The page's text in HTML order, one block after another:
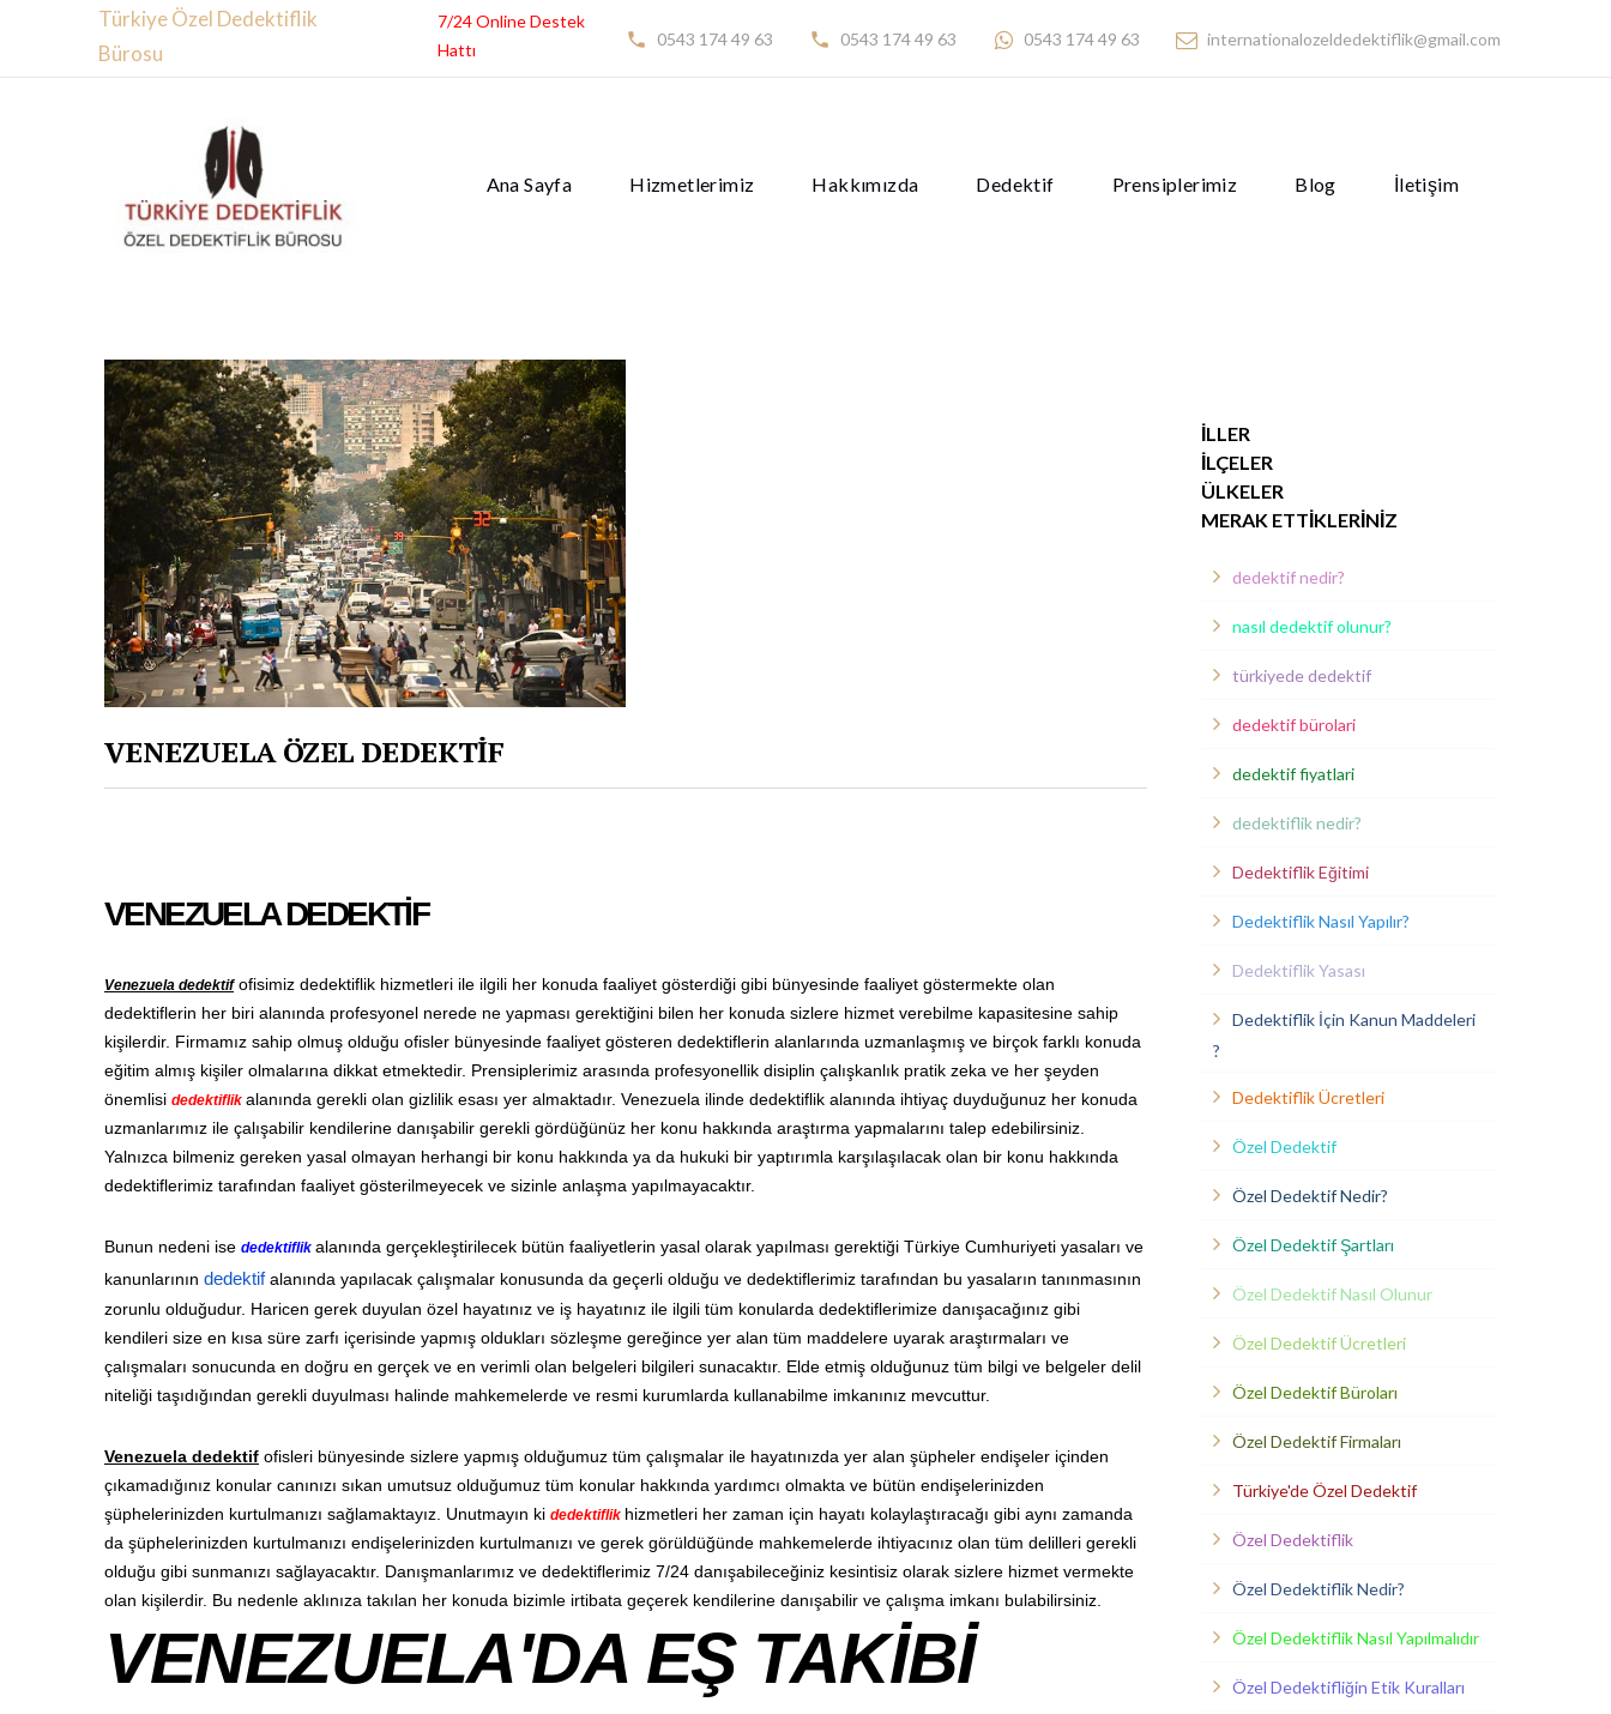
Türkiye Özel Dedektiflik
Bürosu
7/24 Online Destek
Hattı
0543 174 49 63 0543 174 49 63 0543 174 49 63 internationalozeldedektiflik@gmail.com
Ana Sayfa Hizmetlerimiz Hakkımızda Dedektif Prensiplerimiz Blog İletişim
VENEZUELA ÖZEL DEDEKTİF
VENEZUELA DEDEKTİF
Venezuela dedektifofisimiz dedektiflik hizmetleri ile ilgili her konuda faaliyet gösterdiği gibi bünyesinde faaliyet göstermekte olan
dedektiflerin her biri alanında profesyonel nerede ne yapması gerektiğini bilen her konuda sizlere hizmet verebilme kapasitesine sahip
kişilerdir. Firmamız sahip olmuş olduğu ofisler bünyesinde faaliyet gösteren dedektiflerin alanlarında uzmanlaşmış ve birçok farklı konuda
eğitim almış kişiler olmalarına dikkat etmektedir. Prensiplerimiz arasında profesyonellik disiplin çalışkanlık pratik zeka ve her şeyden
önemlisi dedektiflik alanında gerekli olan gizlilik esası yer almaktadır. Venezuela ilinde dedektiflik alanında ihtiyaç duyduğunuz her konuda
uzmanlarımız ile çalışabilir kendilerine danışabilir gerekli gördüğünüz her konu hakkında araştırma yapmalarını talep edebilirsiniz.
Yalnızca bilmeniz gereken yasal olmayan herhangi bir konu hakkında ya da hukuki bir yaptırımla karşılaşılacak olan bir konu hakkında
dedektiflerimiz tarafından faaliyet gösterilmeyecek ve sizinle anlaşma yapılmayacaktır.
Bunun nedeni ise dedektiflik alanında gerçekleştirilecek bütün faaliyetlerin yasal olarak yapılması gerektiği Türkiye Cumhuriyeti yasaları ve
kanunlarının dedektifalanında yapılacak çalışmalar konusunda da geçerli olduğu ve dedektiflerimiz tarafından bu yasaların tanınmasının
zorunlu olduğudur. Haricen gerek duyulan özel hayatınız ve iş hayatınız ile ilgili tüm konularda dedektiflerimize danışacağınız gibi
kendileri size en kısa süre zarfı içerisinde yapmış oldukları sözleşme gereğince yer alan tüm maddelere uyarak araştırmaları ve
çalışmaları sonucunda en doğru en gerçek ve en verimli olan belgeleri bilgileri sunacaktır. Elde etmiş olduğunuz tüm bilgi ve belgeler delil
niteliği taşıdığından gerekli duyulması halinde mahkemelerde ve resmi kurumlarda kullanabilme imkanınız mevcuttur.
Venezuela dedektif ofisleri bünyesinde sizlere yapmış olduğumuz tüm çalışmalar ile hayatınızda yer alan şüpheler endişeler içinden
çıkamadığınız konular canınızı sıkan umutsuz olduğumuz tüm konular hakkında yardımcı olmakta ve bütün endişelerinizden
şüphelerinizden kurtulmanızı sağlamaktayız. Unutmayın ki dedektiflik hizmetleri her zaman için hayatı kolaylaştıracağı gibi aynı zamanda
da şüphelerinizden kurtulmanızı endişelerinizden kurtulmanızı ve gerek görüldüğünde mahkemelerde ihtiyacınız olan tüm delilleri gerekli
olduğu gibi sunmanızı sağlayacaktır. Danışmanlarımız ve dedektiflerimiz 7/24 danışabileceğiniz kesintisiz olarak sizlere hizmet vermekte
olan kişilerdir. Bu nedenle aklınıza takılan her konuda bizimle irtibata geçerek kendilerine danışabilir ve çalışma imkanı bulabilirsiniz.
VENEZUELA'DA EŞ TAKİBİ
İLLER
İLÇELER
ÜLKELER
MERAK ETTIKLERINIZ
dedektif nedir?
nasıl dedektif olunur?
türkiyede dedektif
dedektif bürolari
dedektif fiyatlari
dedektiflik nedir?
Dedektiflik Eğitimi
Dedektiflik Nasıl Yapılır?
Dedektiflik Yasası
Dedektiflik İçin Kanun Maddeleri
?
Dedektiflik Ücretleri
Özel Dedektif
Özel Dedektif Nedir?
Özel Dedektif Şartları
Özel Dedektif Nasıl Olunur
Özel Dedektif Ücretleri
Özel Dedektif Büroları
Özel Dedektif Firmaları
Türkiye'de Özel Dedektif
Özel Dedektiflik
Özel Dedektiflik Nedir?
Özel Dedektiflik Nasıl Yapılmalıdır
Özel Dedektifliğin Etik Kuralları